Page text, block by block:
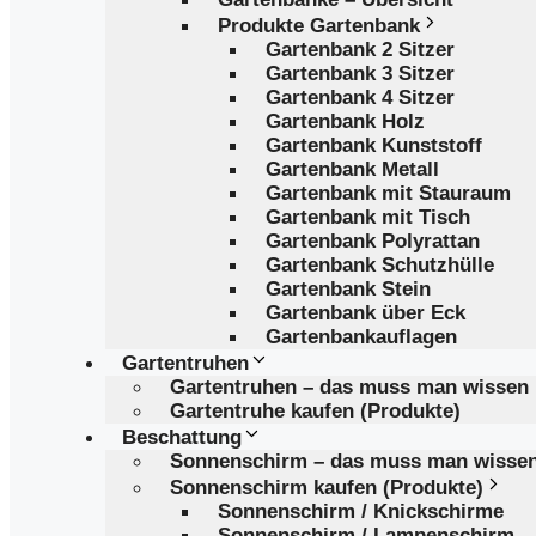
Produkte Gartenbank
Gartenbank 2 Sitzer
Gartenbank 3 Sitzer
Gartenbank 4 Sitzer
Gartenbank Holz
Gartenbank Kunststoff
Gartenbank Metall
Gartenbank mit Stauraum
Gartenbank mit Tisch
Gartenbank Polyrattan
Gartenbank Schutzhülle
Gartenbank Stein
Gartenbank über Eck
Gartenbankauflagen
Gartentruhen
Gartentruhen – das muss man wissen
Gartentruhe kaufen (Produkte)
Beschattung
Sonnenschirm – das muss man
Sonnenschirm kaufen (Produkte)
Sonnenschirm / Knickschirme